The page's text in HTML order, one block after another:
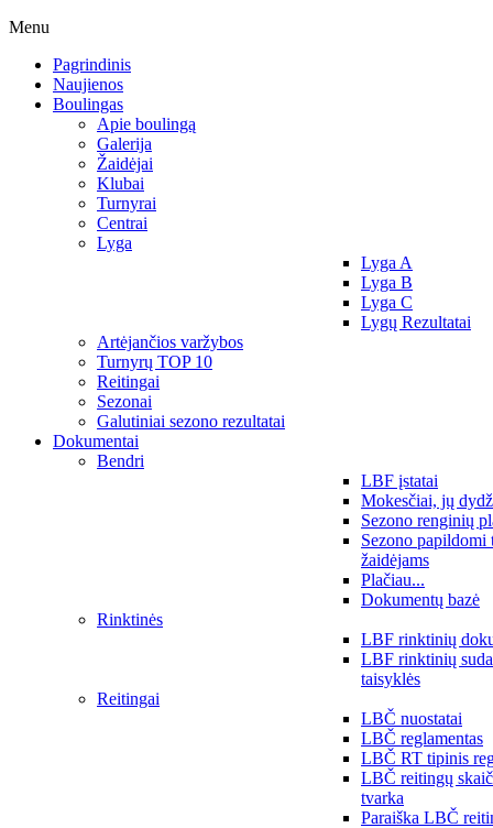
Menu
Pagrindinis
Naujienos
Boulingas
Apie boulingą
Galerija
Žaidėjai
Klubai
Turnyrai
Centrai
Lyga
Lyga A
Lyga B
Lyga C
Lygų Rezultatai
Artėjančios varžybos
Turnyrų TOP 10
Reitingai
Sezonai
Galutiniai sezono rezultatai
Dokumentai
Bendri
LBF įstatai
Mokesčiai, jų
Sezono renginių
Sezono papildomi
žaidėjams
Plačiau...
Dokumentų bazė
Rinktinės
LBF rinktinių
LBF rinktinių
taisyklės
Reitingai
LBČ nuostatai
LBČ reglamentas
LBČ RT tipinis
LBČ reitingų
tvarka
Paraiška LBČ